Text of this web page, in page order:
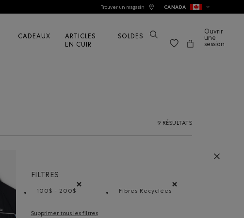
Trouver un magasin CANADA
CADEAUX
ARTICLES
EN CUIR
SOLDES
Ouvrir
une
session
9 RÉSULTATS
FILTRES
100$ - 200$
Fibres Recyclées
Supprimer tous les filtres